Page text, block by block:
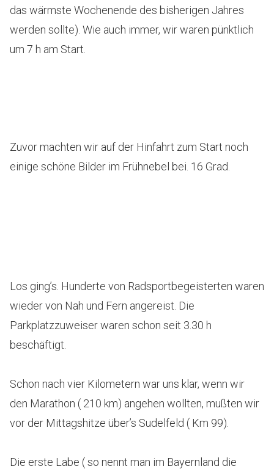
das wärmste Wochenende des bisherigen Jahres
werden sollte). Wie auch immer, wir waren pünktlich
um 7 h am Start.
Zuvor machten wir auf der Hinfahrt zum Start noch
einige schöne Bilder im Frühnebel bei. 16 Grad.
Los ging’s. Hunderte von Radsportbegeisterten waren
wieder von Nah und Fern angereist. Die
Parkplatzzuweiser waren schon seit 3.30 h
beschäftigt.
Schon nach vier Kilometern war uns klar, wenn wir
den Marathon ( 210 km) angehen wollten, mußten wir
vor der Mittagshitze über’s Sudelfeld ( Km 99).
Die erste Labe ( so nennt man im Bayernland die